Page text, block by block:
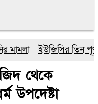
ইউজিসির তিন
থেকে
উপদেষ্টা